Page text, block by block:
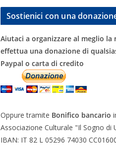
Sostienici con una
Aiutaci a organizzare al meglio la
effettua una donazione di
Paypal o carta di credito
Oppure tramite Bonifico bancario
Associazione Culturale "Il Sogno di
IBAN: IT 82 L 05296 74030